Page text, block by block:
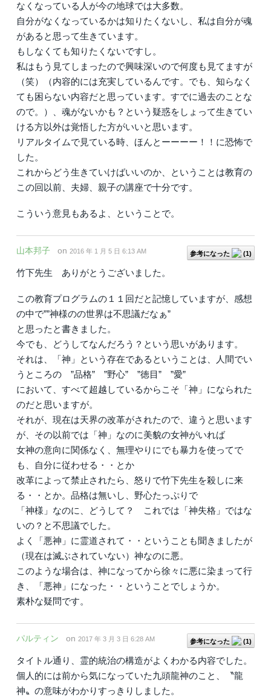
なくなっている人が今の地球では大多数。
自分がなくなっているかは知りたくないし、私は自分が魂
があると思って生きています。
もしなくても知りたくないですし。
私はもう見てしまったので興味深いので何度も見てますが
（笑）（内容的には充実しているんです。でも、知らなく
ても困らない内容だと思っています。すでに過去のことな
ので。）、魂がないかも？という疑惑をしょって生きてい
ける方以外は覚悟した方がいいと思います。
リアルタイムで見ている時、ほんとーーーー！！に恐怖で
した。
これからどう生きていけばいいのか、ということは教育の
この回以前、夫婦、親子の講座で十分です。
こういう意見もあるよ、ということで。
参考になった (1)
山本邦子 on 2016 年 1 月 5 日 6:13 AM
竹下先生 ありがとうございました。
この教育プログラムの１１回だと記憶していますが、感想
の中で””神様のの世界は不思議だなぁ”
と思ったと書きました。
今でも、どうしてなんだろう？という思いがあります。
それは、「神」という存在であるということは、人間でい
うところの ”品格” ”野心” ”徳目” ”愛”
において、すべて超越しているからこそ「神」になられた
のだと思いますが。
それが、現在は天界の改革がされたので、違うと思います
が、その以前では「神」なのに美貌の女神がいれば
女神の意向に関係なく、無理やりにでも暴力を使ってで
も、自分に従わせる・・とか
改革によって禁止されたら、怒りで竹下先生を殺しに来
る・・とか。品格は無いし、野心たっぷりで
「神様」なのに、どうして？ これでは「神失格」ではな
いの？と不思議でした。
よく「悪神」に霊道されて・・ということも聞きましたが
（現在は滅ぶされていない）神なのに悪。
このような場合は、神になってから徐々に悪に染まって行
き、「悪神」になった・・ということでしょうか。
素朴な疑問です。
参考になった (1)
パルティン on 2017 年 3 月 3 日 6:28 AM
タイトル通り、霊的統治の構造がよくわかる内容でした。
個人的には前から気になっていた九頭龍神のこと、〝龍
神〟の意味がわかりすっきりしました。